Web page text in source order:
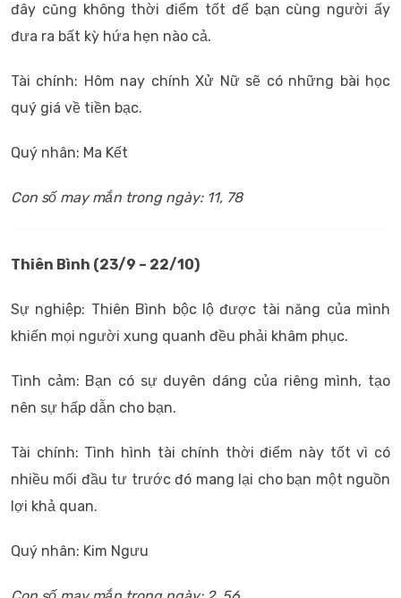
đây cũng không thời điểm tốt để bạn cùng người ấy
đưa ra bất kỳ hứa hẹn nào cả.
Tài chính: Hôm nay chính Xử Nữ sẽ có những bài học
quý giá về tiền bạc.
Quý nhân: Ma Kết
Con số may mắn trong ngày: 11, 78
Thiên Bình (23/9 – 22/10)
Sự nghiệp: Thiên Bình bộc lộ được tài năng của mình
khiến mọi người xung quanh đều phải khâm phục.
Tình cảm: Bạn có sự duyên dáng của riêng mình, tạo
nên sự hấp dẫn cho bạn.
Tài chính: Tình hình tài chính thời điểm này tốt vì có
nhiều mối đầu tư trước đó mang lại cho bạn một nguồn
lợi khả quan.
Quý nhân: Kim Ngưu